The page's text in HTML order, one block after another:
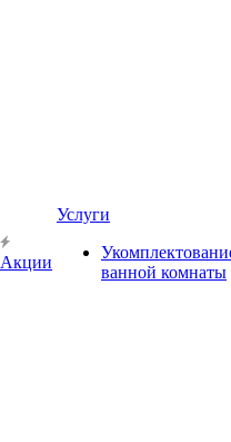
Акции
Услуги
ванной комнаты